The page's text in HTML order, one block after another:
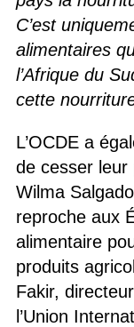
C’est
alimentaires
l’Afrique du
cette
L’OCDE a
de cesser leur
Wilma
reproche aux
alimentaire
produits
Fakir,
l’Union